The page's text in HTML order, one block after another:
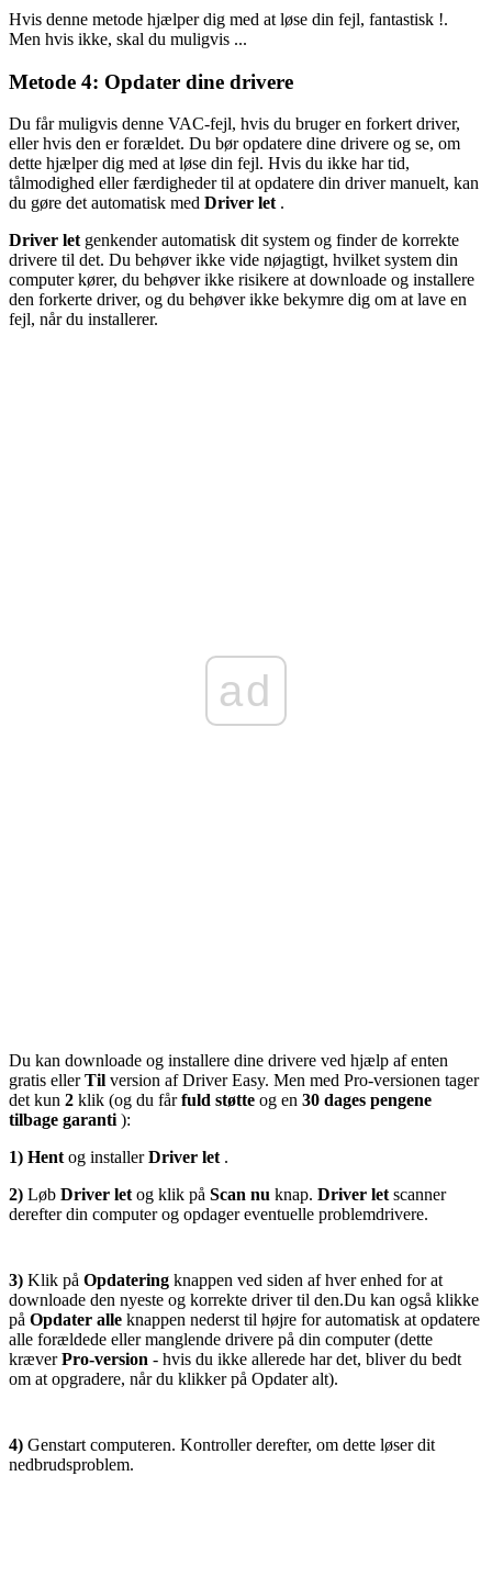
Hvis denne metode hjælper dig med at løse din fejl, fantastisk !.
Men hvis ikke, skal du muligvis ...
Metode 4: Opdater dine drivere
Du får muligvis denne VAC-fejl, hvis du bruger en forkert driver,
eller hvis den er forældet. Du bør opdatere dine drivere og se, om
dette hjælper dig med at løse din fejl. Hvis du ikke har tid,
tålmodighed eller færdigheder til at opdatere din driver manuelt, kan
du gøre det automatisk med Driver let .
Driver let genkender automatisk dit system og finder de korrekte
drivere til det. Du behøver ikke vide nøjagtigt, hvilket system din
computer kører, du behøver ikke risikere at downloade og installere
den forkerte driver, og du behøver ikke bekymre dig om at lave en
fejl, når du installerer.
ad
Du kan downloade og installere dine drivere ved hjælp af enten
gratis eller Til version af Driver Easy. Men med Pro-versionen tager
det kun 2 klik (og du får fuld støtte og en 30 dages pengene
tilbage garanti ):
1) Hent og installer Driver let .
2) Løb Driver let og klik på Scan nu knap. Driver let scanner
derefter din computer og opdager eventuelle problemdrivere.
3) Klik på Opdatering knappen ved siden af ​​hver enhed for at
downloade den nyeste og korrekte driver til den.Du kan også klikke
på Opdater alle knappen nederst til højre for automatisk at opdatere
alle forældede eller manglende drivere på din computer (dette
kræver Pro-version - hvis du ikke allerede har det, bliver du bedt
om at opgradere, når du klikker på Opdater alt).
4) Genstart computeren. Kontroller derefter, om dette løser dit
nedbrudsproblem.